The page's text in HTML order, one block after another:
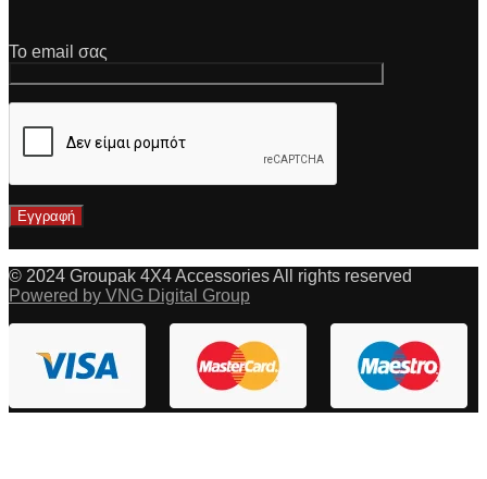
Το email σας
© 2024 Groupak 4X4 Accessories All rights reserved
Powered by VNG Digital Group